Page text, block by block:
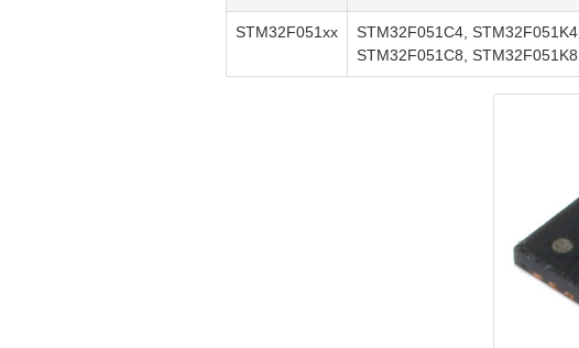
STM32F051xx
STM32F051C4,
STM32F051C8,